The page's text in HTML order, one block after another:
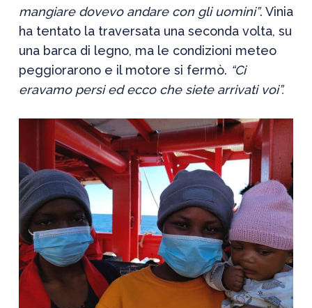
mangiare dovevo andare con gli uomini”. Vinia
ha tentatola traversata una seconda volta, su
una barca di legno, ma le condizioni meteo
peggiorarono e il motore si fermò. “Ci
eravamo persi ed ecco che siete arrivati voi”.